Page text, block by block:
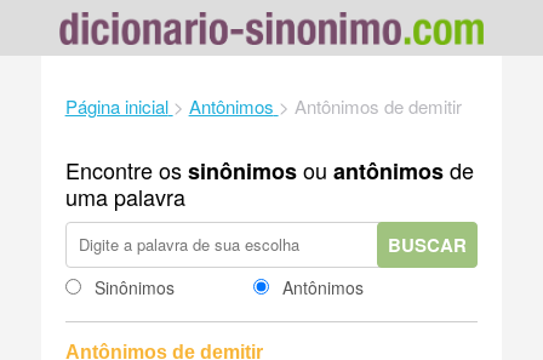
Página inicial > Antônimos > Antônimos de demitir
Encontre ossinônimosou antônimosde
uma palavra
BUSCAR
Sinônimos Antônimos
Antônimos de demitir